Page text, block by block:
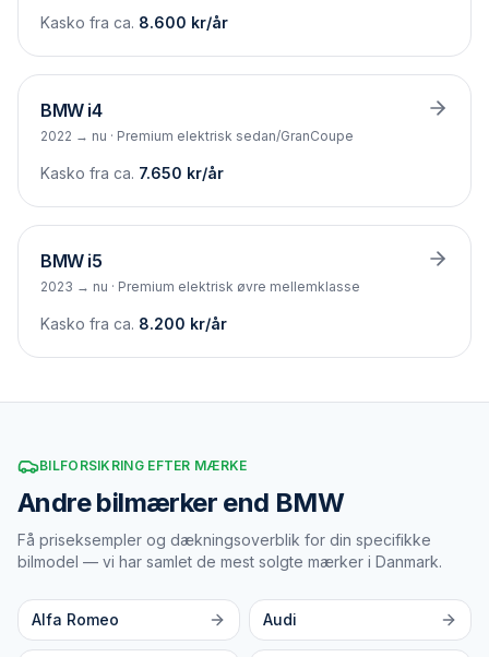
Kasko fra ca. 8.600 kr/år
BMW i4
2022 → nu · Premium elektrisk sedan/GranCoupe
Kasko fra ca. 7.650 kr/år
BMW i5
2023 → nu · Premium elektrisk øvre mellemklasse
Kasko fra ca. 8.200 kr/år
BILFORSIKRING EFTER MÆRKE
Andre bilmærker end BMW
Få priseksempler og dækningsoverblik for din specifikke
bilmodel — vi har samlet de mest solgte mærker i Danmark.
Alfa Romeo Audi